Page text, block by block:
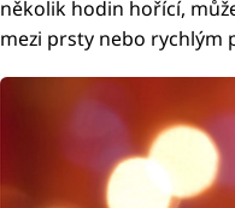
několik hodin hořící,
mezi prsty nebo rychlým